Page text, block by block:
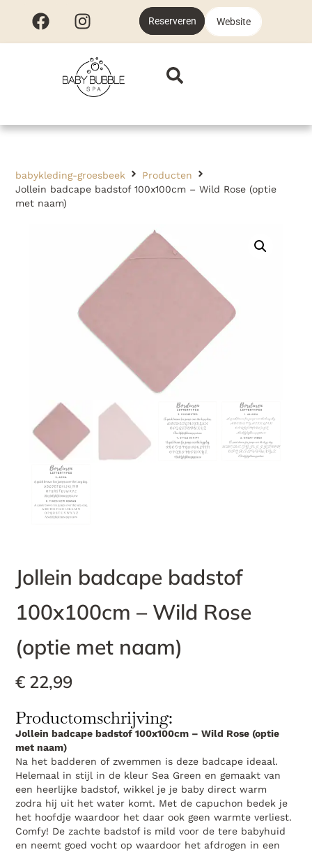
Reserveren Website
babykleding-groesbeek
Producten
Jollein badcape badstof 100x100cm – Wild Rose (optie
met naam)
Jollein badcape badstof
100x100cm – Wild Rose
(optie met naam)
€ 22,99
Productomschrijving:
Jollein badcape badstof 100x100cm – Wild Rose (optie
met naam)
Na het badderen of zwemmen is deze badcape ideaal.
Helemaal in stijl in de kleur Sea Green en gemaakt van
een heerlijke badstof, wikkel je je baby direct warm
zodra hij uit het water komt. Met de capuchon bedek je
het hoofdje waardoor het daar ook geen warmte verliest.
Comfy! De zachte badstof is mild voor de tere babyhuid
en neemt goed vocht op waardoor het afdrogen in een